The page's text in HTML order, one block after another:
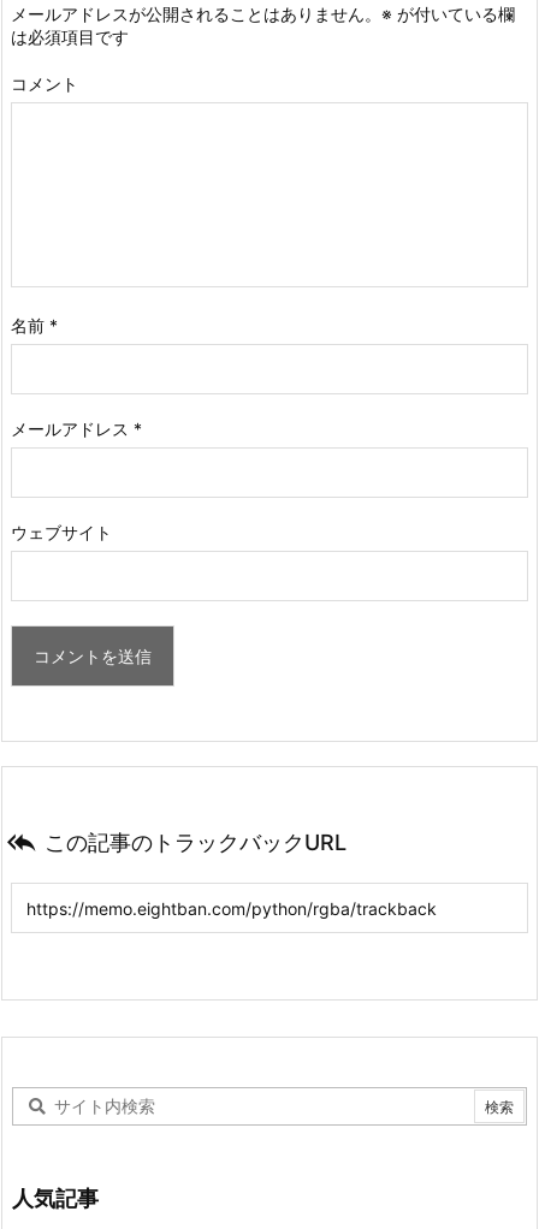
メールアドレスが公開されることはありません。 ※ が付いている欄
は必須項目です
コメント
名前 *
メールアドレス *
ウェブサイト
 この記事のトラックバックURL
人気記事